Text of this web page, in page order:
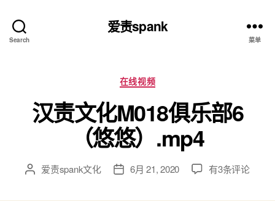
Search
爱责spank
菜单
分
类
在线视频
汉责文化M018俱乐部6
（悠悠）.mp4
文 爱责spank文化
发 6月 21, 2020
汉
有3条评论